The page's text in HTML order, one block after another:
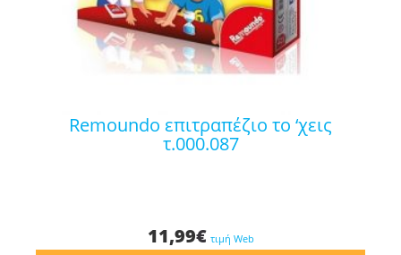
remoundo επιτραπέζιο το ‘χεις
τ.000.087
11,99€ τιμή Web